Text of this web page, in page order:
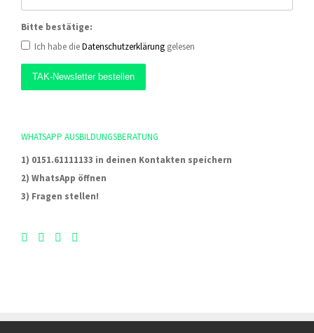
Bitte bestätige:
Ich habe dieDatenschutzerklärung gelesen
WHATSAPP AUSBILDUNGSBERATUNG
1) 0151.61111133 in deinen Kontakten speichern
2) WhatsApp öffnen
3) Fragen stellen!